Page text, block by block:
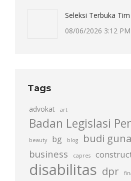
Seleksi Terbuka
08/06/2026 3:12 PM
Tags
advokat art
Badan Legislasi
beauty bg blog budi
business capres
disabilitas dpr